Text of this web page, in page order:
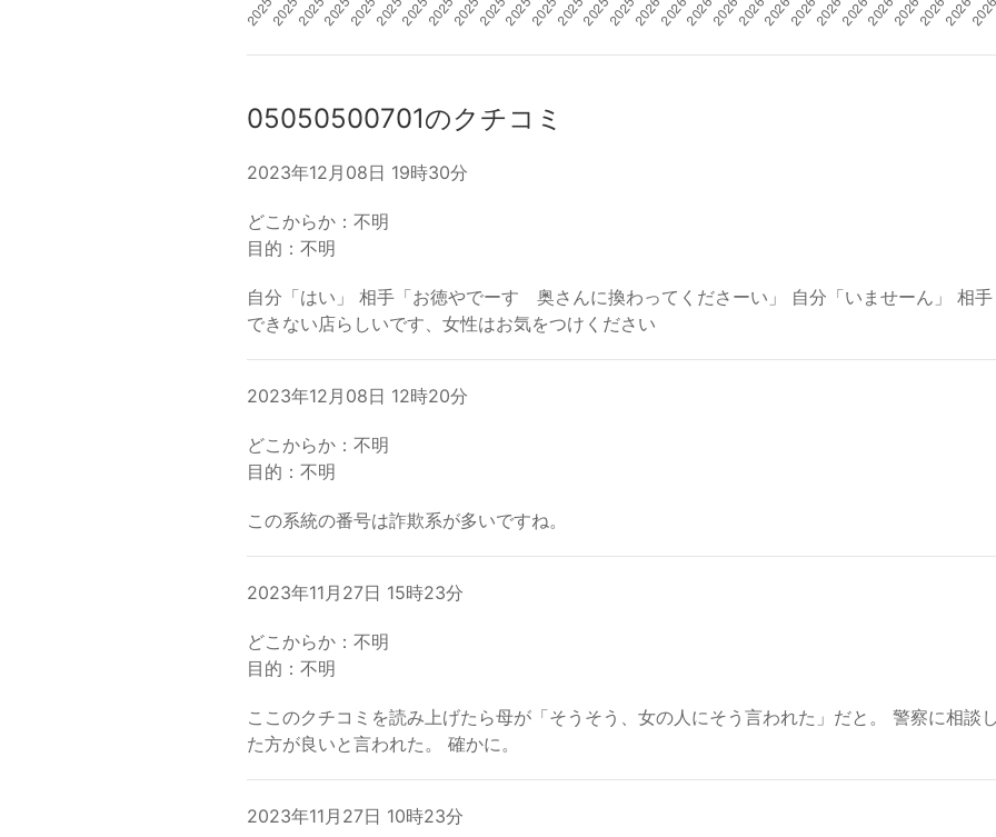
05050500701のクチコミ
2023年12月08日 19時30分
どこからか：不明
目的：不明
自分「はい」 相手「お徳やでーす 奥さんに換わってくださーい」 自分「いませーん」 相
できない店らしいです、女性はお気をつけください
2023年12月08日 12時20分
どこからか：不明
目的：不明
この系統の番号は詐欺系が多いですね。
2023年11月27日 15時23分
どこからか：不明
目的：不明
ここのクチコミを読み上げたら母が「そうそう、女の人にそう言われた」だと。 警察に相談
た方が良いと言われた。 確かに。
2023年11月27日 10時23分